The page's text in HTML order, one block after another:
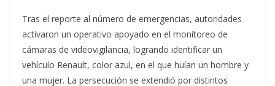
Tras el reporte al número de emergencias, autoridades
activaron un operativo apoyado en el monitoreo de
cámaras de videovigilancia, logrando identificar un
vehículo Renault, color azul, en el que huían un hombre y
una mujer. La persecución se extendió por distintos